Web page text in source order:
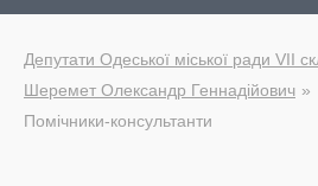
Депутати Одеської міської ради VII
Шеремет Олександр Геннадійович
Помічники-консультанти